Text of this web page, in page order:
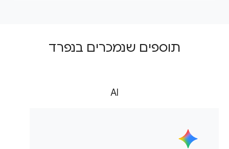
תוספים שנמכרים בנפרד
AI